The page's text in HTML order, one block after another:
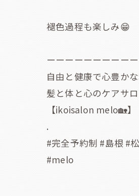
褪色過程も楽しみ😁
ーーーーーーーーー
自由と健康で心豊か
髪と体と心のケアサ
【ikoisalon melo🏡】
.
#完全予約制 #島根 #
#melo